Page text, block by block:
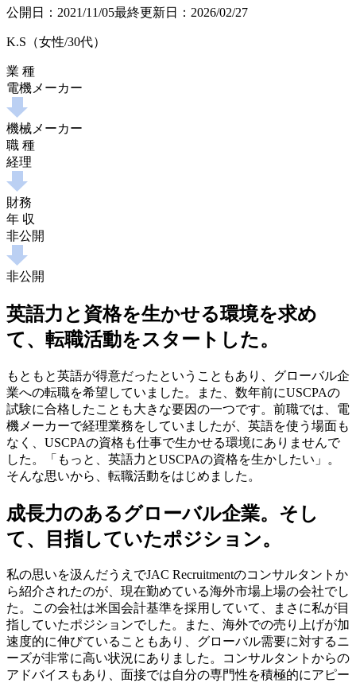
公開日： 2021/11/05最終更新日： 2026/02/27
K.S（女性/30代）
業 種
電機メーカー
機械メーカー
職 種
経理
財務
年 収
非公開
非公開
英語力と資格を生かせる環境を求め
て、転職活動をスタートした。
もともと英語が得意だったということもあり、グローバル企
業への転職を希望していました。また、数年前にUSCPAの
試験に合格したことも大きな要因の一つです。前職では、電
機メーカーで経理業務をしていましたが、英語を使う場面も
なく、USCPAの資格も仕事で生かせる環境にありませんで
した。「もっと、英語力とUSCPAの資格を生かしたい」。
そんな思いから、転職活動をはじめました。
成長力のあるグローバル企業。そし
て、目指していたポジション。
私の思いを汲んだうえでJAC Recruitmentのコンサルタントか
ら紹介されたのが、現在勤めている海外市場上場の会社でし
た。この会社は米国会計基準を採用していて、まさに私が目
指していたポジションでした。また、海外での売り上げが加
速度的に伸びていることもあり、グローバル需要に対するニ
ーズが非常に高い状況にありました。コンサルタントからの
アドバイスもあり、面接では自分の専門性を積極的にアピー